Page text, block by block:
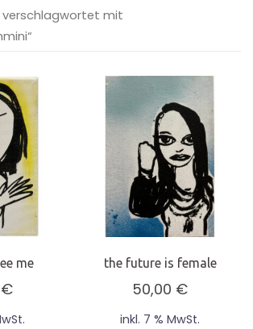
verschlagwortet mit
me
€
the future is female
50,00 €
inkl. 7 % MwSt.